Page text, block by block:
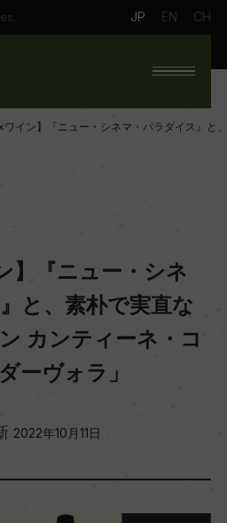
JP EN CH
×ワイン】『ニュー・シネマ・パラダイス』
】『ニュー・シネ
と、素朴で実直な
カンティーネ・コ
ーヴォラ」
2022年10月11日